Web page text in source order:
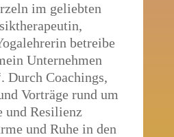
im geliebten
betreibe
Unternehmen
Durch Coachings,
Vorträge rund um
und Resilienz
und Ruhe in den